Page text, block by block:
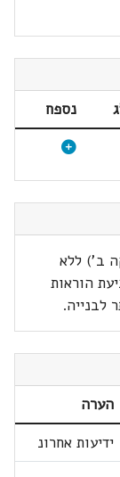
נספח
ב') ללא
הוראות
לבנייה.
הערה
ידיעות אחרונ